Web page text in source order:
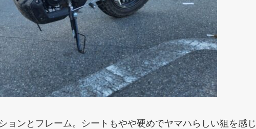
ョンとフレーム。シートもやや硬めでヤマハらしい狙を感じ